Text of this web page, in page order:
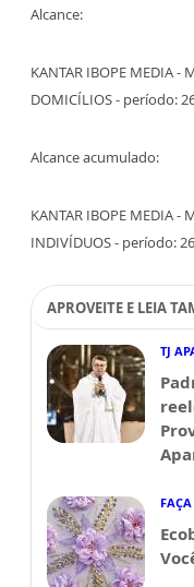
Alcance:
KANTAR IBOPE MEDIA -
DOMICÍLIOS - período:
Alcance acumulado:
KANTAR IBOPE MEDIA -
INDIVÍDUOS - período:
APROVEITE E LEIA
TJ